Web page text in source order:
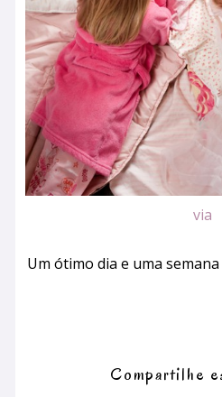
via
Um ótimo dia e uma
Compartilhe